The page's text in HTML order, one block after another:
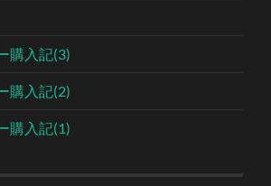
購入記(3)
購入記(2)
購入記(1)